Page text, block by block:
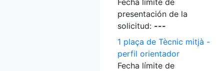
Fecha límite de
presentación de la
solicitud: ---
1 plaça de Tècnic mitjà -
perfil orientador
Fecha límite de